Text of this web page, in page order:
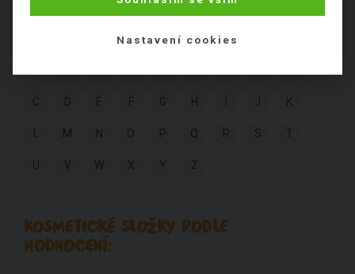
C D E F G H I J K
L M N O P Q R S T
U V W X Y Z
KOSMETICKÉ SLOŽKY PODLE
HODNOCENÍ:
Nastavení cookies